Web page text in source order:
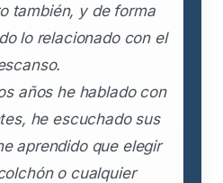
también, y de forma
lo relacionado con el
años he hablado con
he escuchado sus
aprendido que elegir
o cualquier